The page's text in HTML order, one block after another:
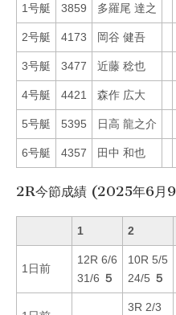
1号艇 3859 多羅尾 達之
2号艇 4173 岡谷 健吾
3号艇 3477 近藤 稔也
4号艇 4421 森作 広大
5号艇 5395 日高 龍之介
6号艇 4357 田中 和也
2R今節成績 (2025年6月
1 2
1日前
12R 6/6
31/6 ５
10R 5/5
24/5 ５
3R 2/3